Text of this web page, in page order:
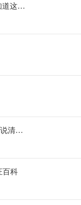
些事
楚！
百科